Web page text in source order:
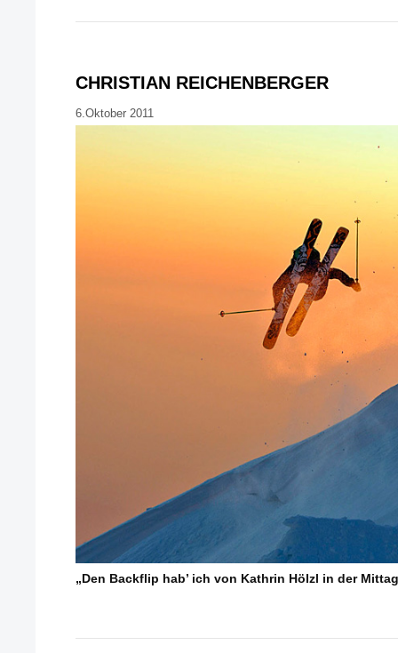
CHRISTIAN REICHENBERGER
6.Oktober 2011
„Den Backflip hab’ ich von Kathrin Hölzl in der